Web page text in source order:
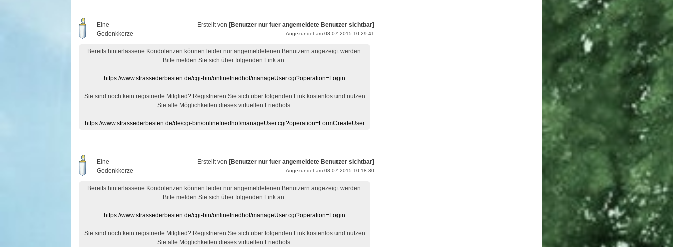
Eine
Gedenkkerze
Erstellt von [Benutzer nur fuer angemeldete Benutzer sichtbar]
Angezündet am 08.07.2015 10:29:41
Bereits hinterlassene Kondolenzen können leider nur angemeldetenen Benutzern angezeigt werden.
Bitte melden Sie sich über folgenden Link an:
https://www.strassederbesten.de/cgi-bin/onlinefriedhof/manageUser.cgi?operation=Login
Sie sind noch kein registrierte Mitglied? Registrieren Sie sich über folgenden Link kostenlos und nutzen
Sie alle Möglichkeiten dieses virtuellen Friedhofs:
https://www.strassederbesten.de/de/cgi-bin/onlinefriedhof/manageUser.cgi?operation=FormCreateUser
Eine
Gedenkkerze
Erstellt von [Benutzer nur fuer angemeldete Benutzer sichtbar]
Angezündet am 08.07.2015 10:18:30
Bereits hinterlassene Kondolenzen können leider nur angemeldetenen Benutzern angezeigt werden.
Bitte melden Sie sich über folgenden Link an:
https://www.strassederbesten.de/cgi-bin/onlinefriedhof/manageUser.cgi?operation=Login
Sie sind noch kein registrierte Mitglied? Registrieren Sie sich über folgenden Link kostenlos und nutzen
Sie alle Möglichkeiten dieses virtuellen Friedhofs: